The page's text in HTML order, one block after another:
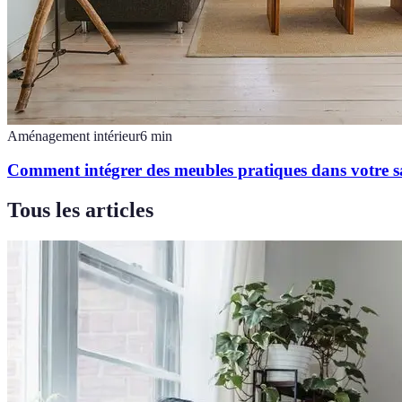
Aménagement intérieur6 min
Comment intégrer des meubles pratiques dans votre
Tous les articles